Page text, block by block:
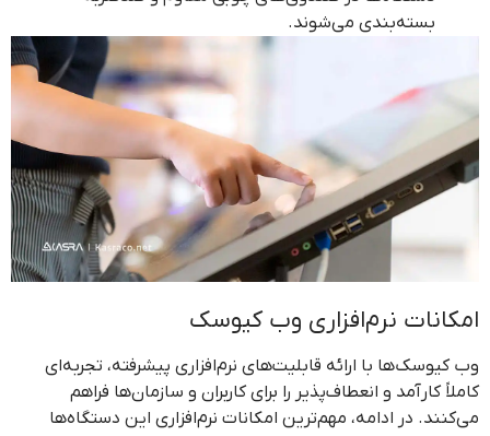
بسته‌بندی می‌شوند.
امکانات نرم‌افزاری وب کیوسک
وب کیوسک‌ها با ارائه قابلیت‌های نرم‌افزاری پیشرفته، تجربه‌ای
کاملاً کارآمد و انعطاف‌پذیر را برای کاربران و سازمان‌ها فراهم
می‌کنند. در ادامه، مهم‌ترین امکانات نرم‌افزاری این دستگاه‌ها